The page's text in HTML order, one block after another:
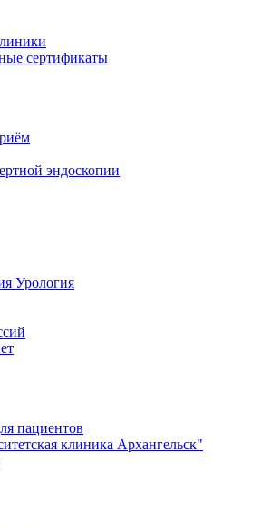
сертификаты
эндоскопии
Урология
пациентов
клиника Архангельск"